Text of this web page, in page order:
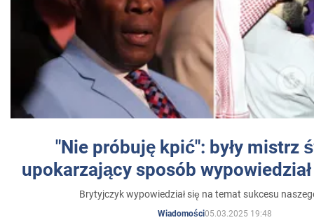
"Nie próbuję kpić": były mistrz
upokarzający sposób
Brytyjczyk wypowiedział się na temat sukcesu
Wiadomości05.03.2025 19:48